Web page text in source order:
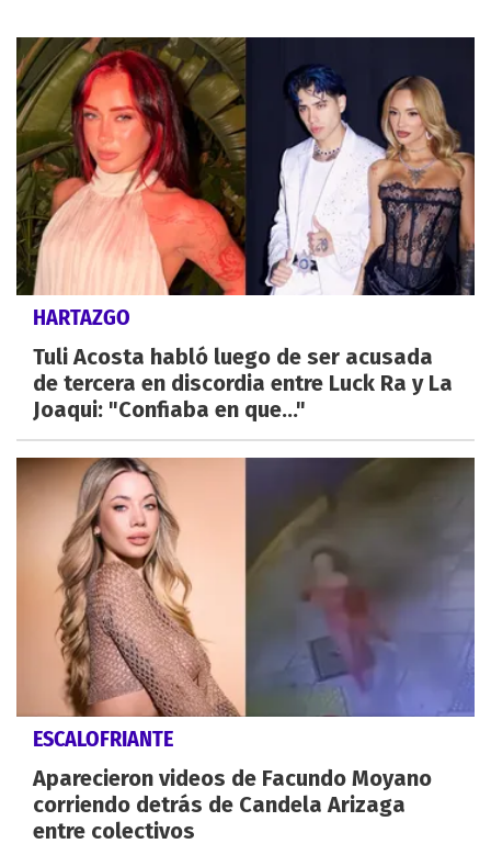
HARTAZGO
Tuli Acosta habló luego de ser acusada
de tercera en discordia entre Luck Ra y La
Joaqui: "Confiaba en que..."
ESCALOFRIANTE
Aparecieron videos de Facundo Moyano
corriendo detrás de Candela Arizaga
entre colectivos